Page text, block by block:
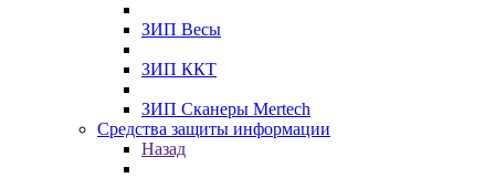
ЗИП Весы
ЗИП ККТ
ЗИП Сканеры Mertech
Средства защиты информации
Назад